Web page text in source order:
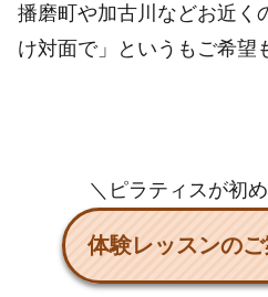
播磨町や加古川などお近く
け対面で」というもご希望
＼ピラティスが初
体験レッスンの